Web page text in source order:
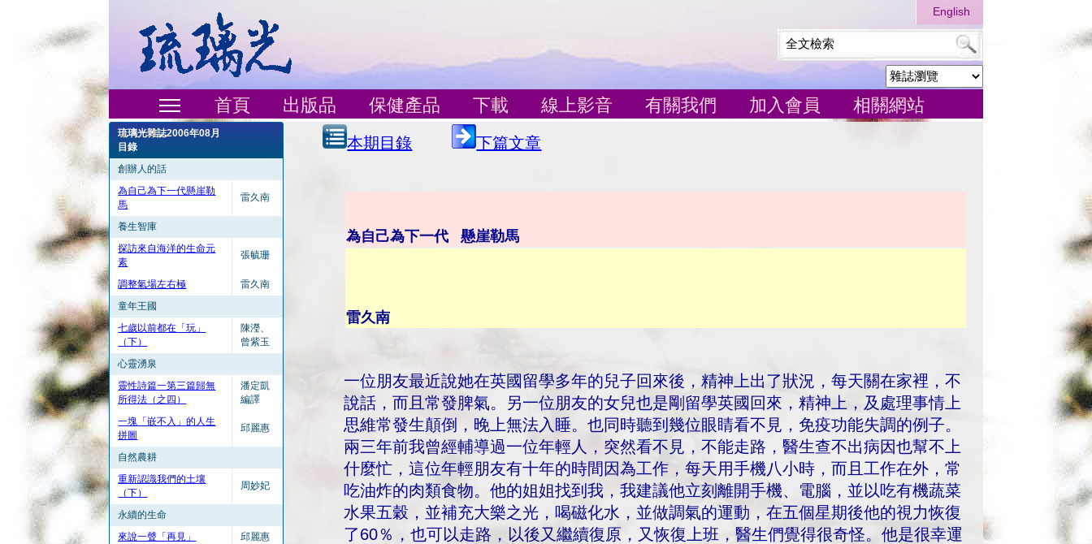
English
首頁 出版品 保健產品 下載 線上影音 有關我們 加入會員 相關網站
琉璃光雜誌2006年08月
目錄
創辦人的話
為自己為下一代懸崖勒
馬
雷久南
養生智庫
探訪來自海洋的生命元
素
張毓珊
調整氣場左右極
雷久南
童年王國
七歲以前都在「玩」
（下）
陳瀅、
曾紫玉
心靈湧泉
靈性詩篇一第三篇歸無
所得法（之四）
潘定凱
編譯
一塊「嵌不入」的人生
拼圖
邱麗惠
自然農耕
重新認識我們的土壤
（下）
周妙妃
永續的生命
來說一聲「再見」
邱麗惠
本期目錄 下篇文章
為自己為下一代 懸崖勒馬
雷久南
一位朋友最近說她在英國留學多年的兒子回來後，精神上出了狀況，每天關在家裡，不
說話，而且常發脾氣。另一位朋友的女兒也是剛留學英國回來，精神上，及處理事情上
思維常發生顛倒，晚上無法入睡。也同時聽到幾位眼睛看不見，免疫功能失調的例子。
兩三年前我曾經輔導過一位年輕人，突然看不見，不能走路，醫生查不出病因也幫不上
什麼忙，這位年輕朋友有十年的時間因為工作，每天用手機八小時，而且工作在外，常
吃油炸的肉類食物。他的姐姐找到我，我建議他立刻離開手機、電腦，並以吃有機蔬菜
水果五穀，並補充大樂之光，喝磁化水，並做調氣的運動，在五個星期後他的視力恢復
了60％，也可以走路，以後又繼續復原，又恢復上班，醫生們覺得很奇怪。他是很幸運